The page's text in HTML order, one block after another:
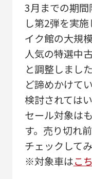
3月までの期
し第2弾を実
イク館の大規
人気の特選中
と調整しまし
ど諦めかけて
検討されては
セール対象は
す。売り切れ
チェックして
※対象車はこ